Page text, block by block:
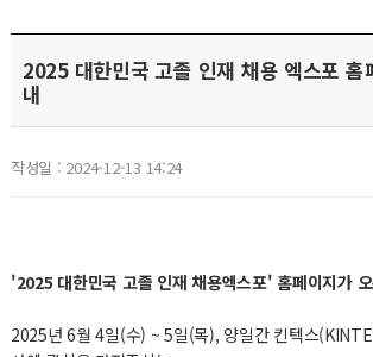
2025 대한민국 고졸 인재 채용 엑스포 홈
내
작성일 : 2024-12-13 14:24
'2025 대한민국 고졸 인재 채용엑스포' 홈페이지가
2025년 6월 4일(수) ~ 5일(목), 양일간 킨텍스